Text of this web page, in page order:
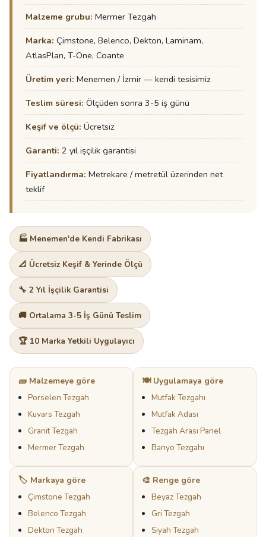
Malzeme grubu: Mermer Tezgah
Marka: Çimstone, Belenco, Dekton, Laminam,
AtlasPlan, T-One, Coante
Üretim yeri: Menemen / İzmir — kendi tesisimiz
Teslim süresi: Ölçüden sonra 3-5 iş günü
Keşif ve ölçü: Ücretsiz
Garanti: 2 yıl işçilik garantisi
Fiyatlandırma: Metrekare / metretül üzerinden net
teklif
🏭 Menemen'de Kendi Fabrikası
📐 Ücretsiz Keşif & Yerinde Ölçü
🔧 2 Yıl İşçilik Garantisi
🚚 Ortalama 3-5 İş Günü Teslim
🏆 10 Marka Yetkili Uygulayıcı
🧱 Malzemeye göre
Porselen Tezgah
Kuvars Tezgah
Granit Tezgah
Mermer Tezgah
🍽️ Uygulamaya göre
Mutfak Tezgahı
Mutfak Adası
Tezgah Arası Panel
Banyo Tezgahı
🏷️ Markaya göre
Çimstone Tezgah
Belenco Tezgah
Dekton Tezgah
🎨 Renge göre
Beyaz Tezgah
Gri Tezgah
Siyah Tezgah